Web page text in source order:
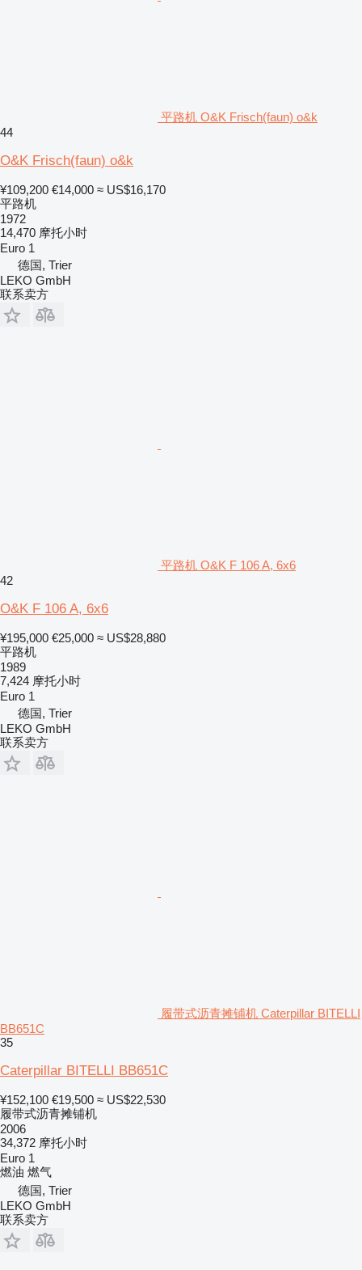
平路机 O&K Frisch(faun) o&k
44
O&K Frisch(faun) o&k
¥109,200 €14,000 ≈ US$16,170
平路机
1972
14,470 摩托小时
Euro 1
德国, Trier
LEKO GmbH
联系卖方
平路机 O&K F 106 A, 6x6
42
O&K F 106 A, 6x6
¥195,000 €25,000 ≈ US$28,880
平路机
1989
7,424 摩托小时
Euro 1
德国, Trier
LEKO GmbH
联系卖方
履带式沥青摊铺机 Caterpillar BITELLI
BB651C
35
Caterpillar BITELLI BB651C
¥152,100 €19,500 ≈ US$22,530
履带式沥青摊铺机
2006
34,372 摩托小时
Euro 1
燃油 燃气
德国, Trier
LEKO GmbH
联系卖方